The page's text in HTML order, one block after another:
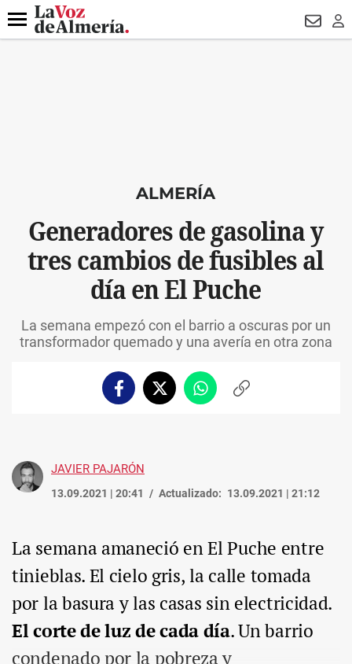
DESTACADO
Menú
ALMERÍA
Generadores de gasolina y
tres cambios de fusibles al
día en El Puche
La semana empezó con el barrio a oscuras por un
transformador quemado y una avería en otra zona
FacebookTwitterWhatsappCopiar
JAVIER PAJARÓN
13.09.2021 | 20:41 Actualizado: 13.09.2021 | 21:12
La semana amaneció en El Puche entre
tinieblas. El cielo gris, la calle tomada
por la basura y las casas sin electricidad.
El corte de luz de cada día. Un barrio
condenado por la pobreza y